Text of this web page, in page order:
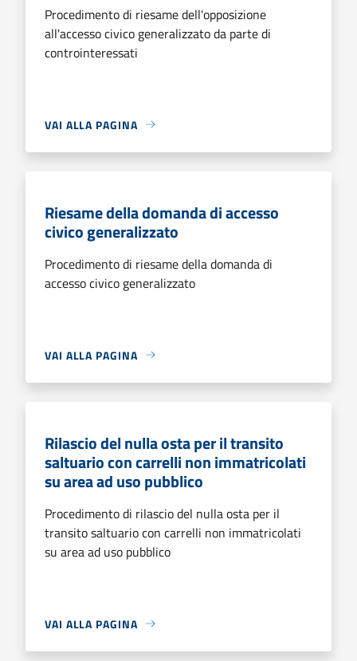
Procedimento di riesame dell'opposizione
all'accesso civico generalizzato da parte di
controinteressati
VAI ALLA PAGINA
Riesame della domanda di accesso
civico generalizzato
Procedimento di riesame della domanda di
accesso civico generalizzato
VAI ALLA PAGINA
Rilascio del nulla osta per il transito
saltuario con carrelli non immatricolati
su area ad uso pubblico
Procedimento di rilascio del nulla osta per il
transito saltuario con carrelli non immatricolati
su area ad uso pubblico
VAI ALLA PAGINA